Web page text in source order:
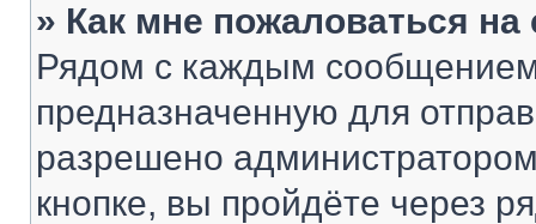
» Как мне пожаловаться
Рядом с каждым сообщением
предназначенную для
разрешено
кнопке, вы пройдёте через